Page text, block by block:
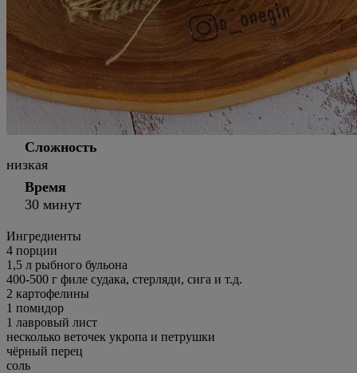
Сложность
низкая
Время
30 минут
Ингредиенты
4 порции
1,5 л рыбного бульона
400-500 г филе судака, стерляди, сига и т.д.
2 картофелины
1 помидор
1 лавровый лист
несколько веточек укропа и петрушки
чёрный перец
соль